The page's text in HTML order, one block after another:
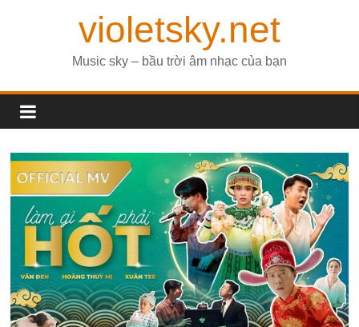
violetsky.net
Music sky – bầu trời âm nhạc của bạn